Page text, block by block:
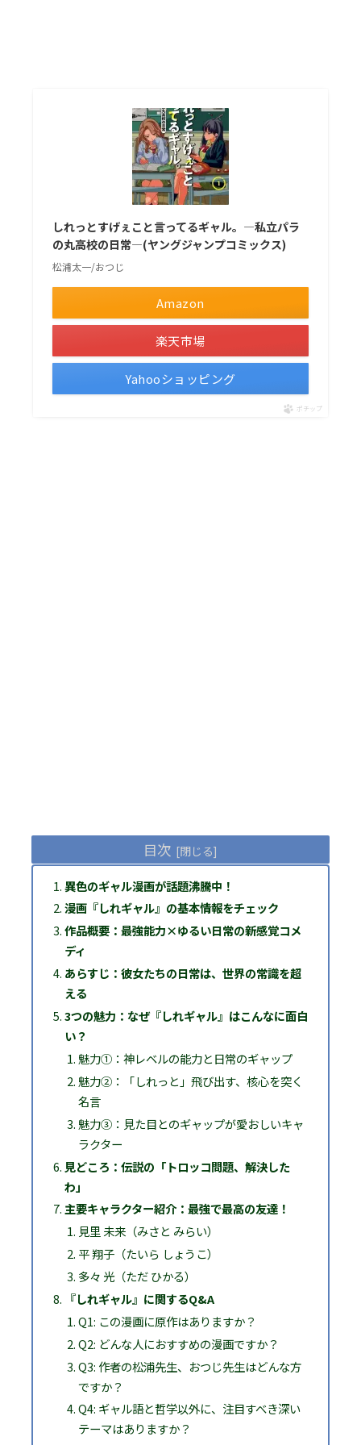
しれっとすげぇこと言ってるギャル。—私立パラ
の丸高校の日常—(ヤングジャンプコミックス)
松浦太一/おつじ
Amazon
楽天市場
Yahooショッピング
ポチップ
目次
異色のギャル漫画が話題沸騰中！
漫画『しれギャル』の基本情報をチェック
作品概要：最強能力×ゆるい日常の新感覚コメ
ディ
あらすじ：彼女たちの日常は、世界の常識を超
える
3つの魅力：なぜ『しれギャル』はこんなに面白
い？
魅力①：神レベルの能力と日常のギャップ
魅力②：「しれっと」飛び出す、核心を突く
名言
魅力③：見た目とのギャップが愛おしいキャ
ラクター
見どころ：伝説の「トロッコ問題、解決した
わ」
主要キャラクター紹介：最強で最高の友達！
見里 未来（みさと みらい）
平 翔子（たいら しょうこ）
多々 光（ただ ひかる）
『しれギャル』に関するQ&A
Q1: この漫画に原作はありますか？
Q2: どんな人におすすめの漫画ですか？
Q3: 作者の松浦先生、おつじ先生はどんな方
ですか？
Q4: ギャル語と哲学以外に、注目すべき深い
テーマはありますか？